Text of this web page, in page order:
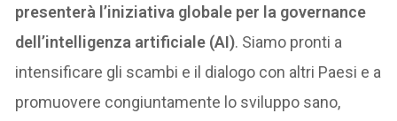
presenterà l’iniziativa globale per la governance
dell’intelligenza artificiale (AI). Siamo pronti a
intensificare gli scambi e il dialogo con altri Paesi e a
promuovere congiuntamente lo sviluppo sano,